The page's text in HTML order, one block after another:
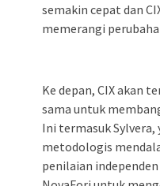
semakin cepat dan
memerangi
Ke depan, CIX akan
sama untuk
Ini termasuk
metodologis
penilaian